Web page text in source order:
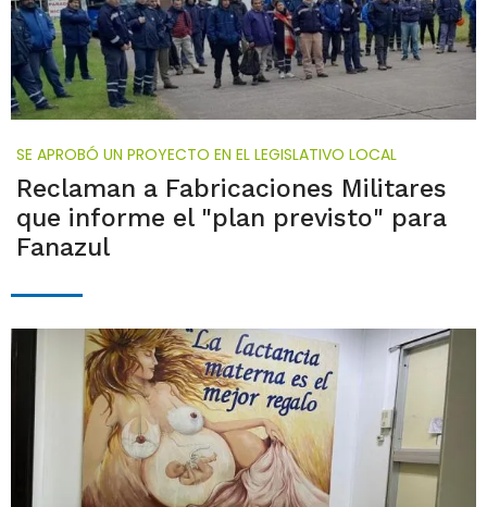
SE APROBÓ UN PROYECTO EN EL LEGISLATIVO LOCAL
Reclaman a Fabricaciones Militares
que informe el "plan previsto" para
Fanazul